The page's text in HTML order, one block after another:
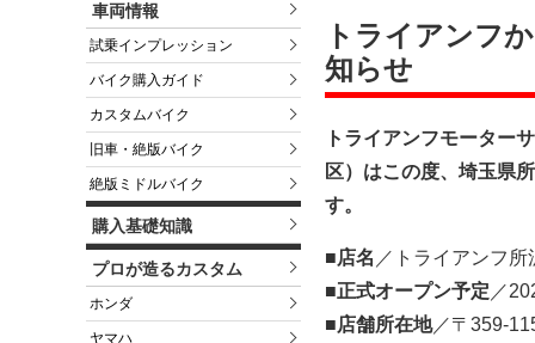
車両情報
試乗インプレッション
バイク購入ガイド
カスタムバイク
旧車・絶版バイク
絶版ミドルバイク
購入基礎知識
プロが造るカスタム
ホンダ
ヤマハ
トライアンフ
知らせ
トライアンフモーター
区）はこの度、埼玉県
す。
■店名 ／トライアンフ
■正式オープン予定 ／
■店舗所在地／〒359-